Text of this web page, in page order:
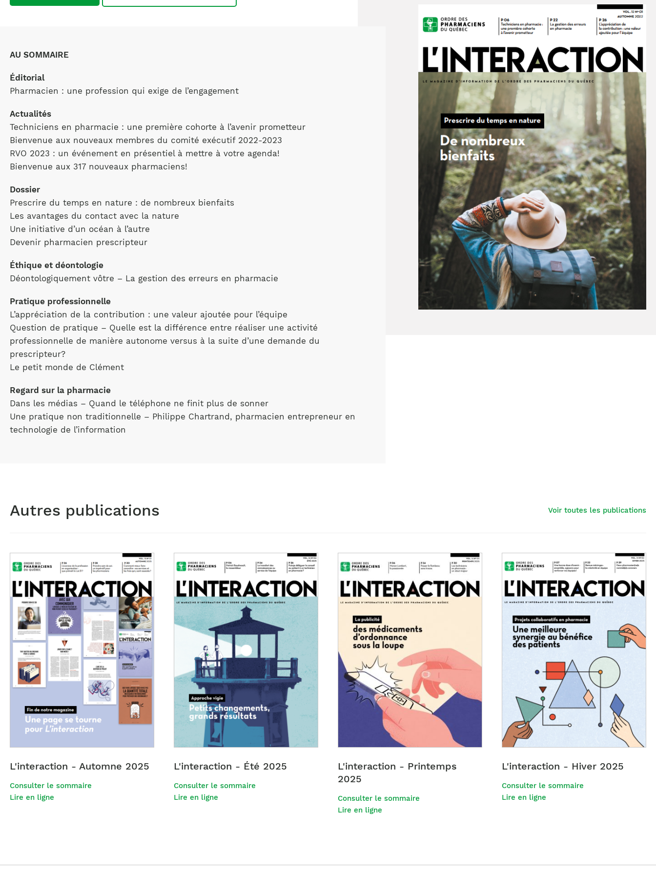
Notre équipe
AU SOMMAIRE
Éditorial
Pharmacien : une profession qui exige de l’engagement
Actualités
Techniciens en pharmacie : une première cohorte à l’avenir prometteur
Bienvenue aux nouveaux membres du comité exécutif 2022-2023
RVO 2023 : un événement en présentiel à mettre à votre agenda!
Bienvenue aux 317 nouveaux pharmaciens!
Dossier
Prescrire du temps en nature : de nombreux bienfaits
Les avantages du contact avec la nature
Une initiative d’un océan à l’autre
Devenir pharmacien prescripteur
Éthique et déontologie
Déontologiquement vôtre – La gestion des erreurs en pharmacie
Pratique professionnelle
L’appréciation de la contribution : une valeur ajoutée pour l’équipe
Question de pratique – Quelle est la différence entre réaliser une activité
professionnelle de manière autonome versus à la suite d’une demande du
prescripteur?
Le petit monde de Clément
Regard sur la pharmacie
Dans les médias – Quand le téléphone ne finit plus de sonner
Une pratique non traditionnelle – Philippe Chartrand, pharmacien entrepreneur en
technologie de l’information
Autres publications Voir toutes les publications
L'interaction - Automne 2025
Consulter le sommaire
Lire en ligne
L'interaction - Été 2025
Consulter le sommaire
Lire en ligne
L'interaction - Printemps
2025
Consulter le sommaire
Lire en ligne
L'interaction - Hiver 2025
Consulter le sommaire
Lire en ligne